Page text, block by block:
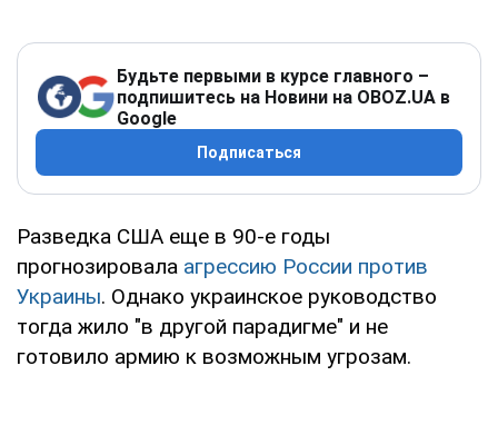
Будьте первыми в курсе главного –
подпишитесь на Новини на OBOZ.UA в
Google
Подписаться
Разведка США еще в 90-е годы
прогнозировала агрессию России против
Украины. Однако украинское руководство
тогда жило "в другой парадигме" и не
готовило армию к возможным угрозам.